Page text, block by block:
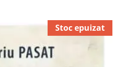
Stoc epuizat